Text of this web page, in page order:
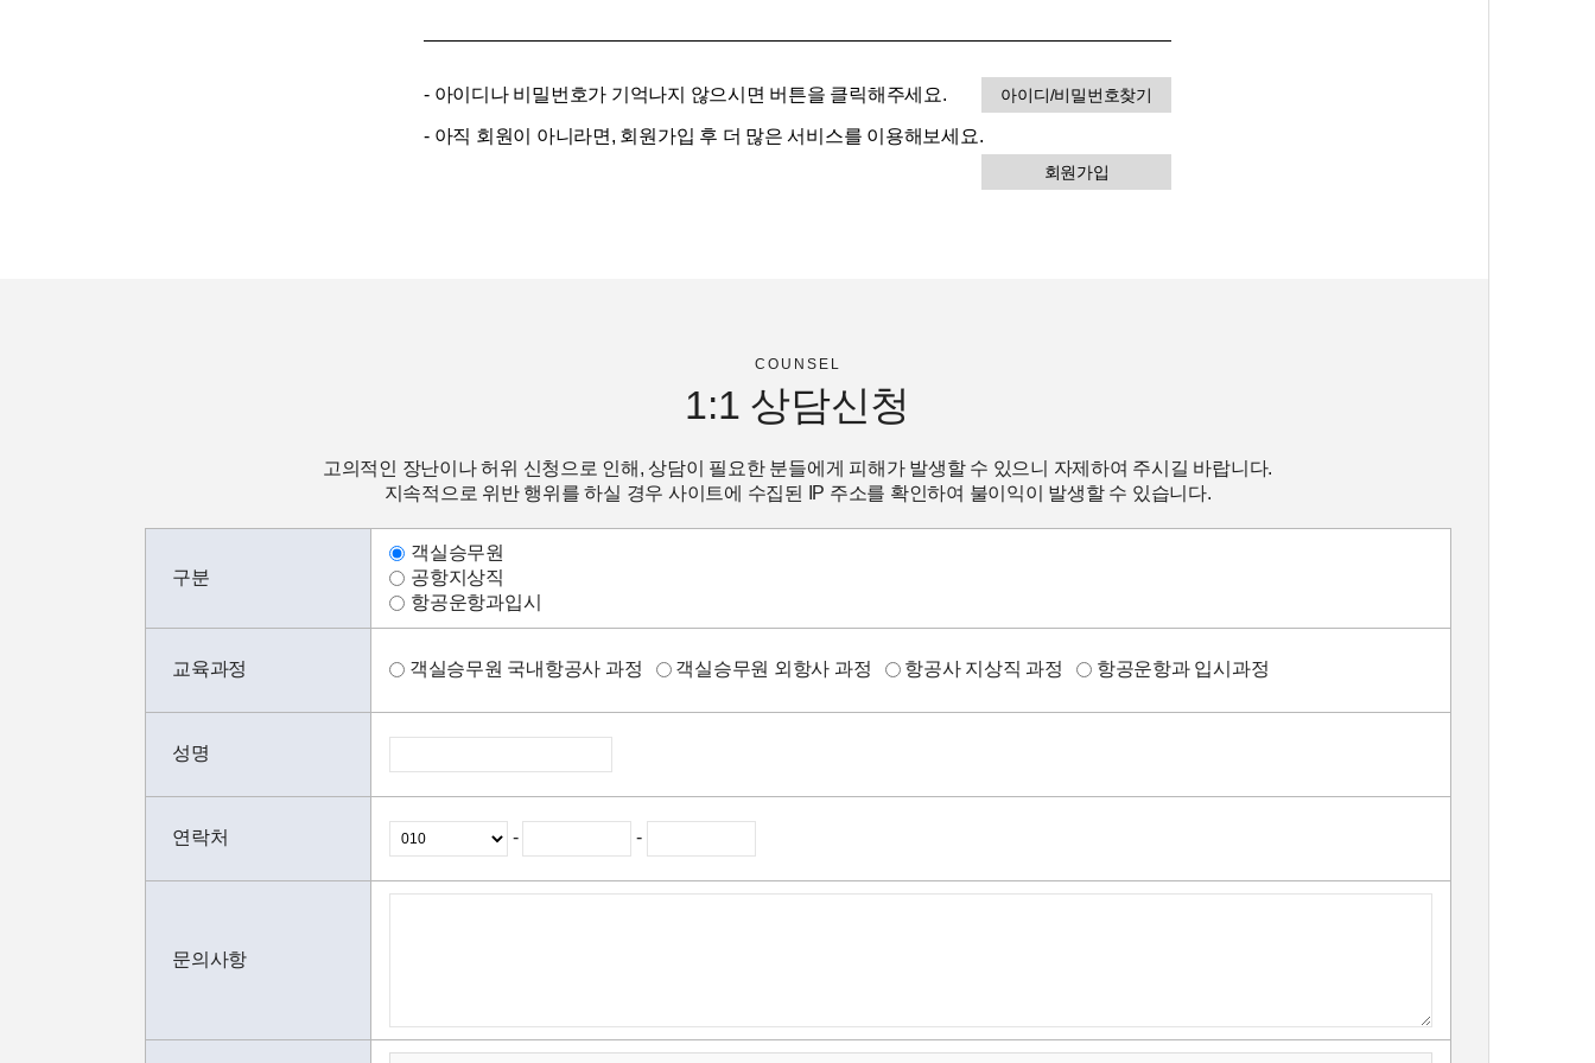
- 아이디나 비밀번호가 기억나지 않으시면 버튼을 클릭해주세요. 아이디/비밀번호찾기
- 아직 회원이 아니라면, 회원가입 후 더 많은 서비스를 이용해보세요.
회원가입
COUNSEL
1:1 상담신청
고의적인 장난이나 허위 신청으로 인해, 상담이 필요한 분들에게 피해가 발생할 수 있으니 자제하여 주시길 바랍니다.
지속적으로 위반 행위를 하실 경우 사이트에 수집된 IP 주소를 확인하여 불이익이 발생할 수 있습니다.
구분
객실승무원
공항지상직
항공운항과입시
교육과정 객실승무원 국내항공사 과정 객실승무원 외항사 과정 항공사 지상직 과정 항공운항과 입시과정
성명
연락처 - -
문의사항